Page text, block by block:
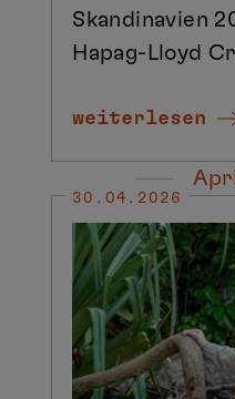
Skandinavien
Hapag-Lloyd
weiterlesen
30.04.2026